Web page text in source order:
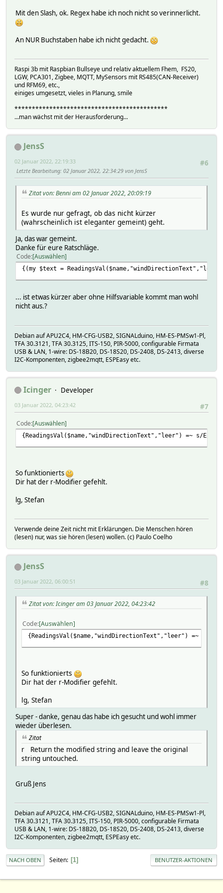
Mit den Slash, ok. Regex habe ich noch nicht so verinnerlicht.
An NUR Buchstaben habe ich nicht gedacht.
Raspi 3b mit Raspbian Bullseye und relativ aktuellem Fhem, FS20,
LGW, PCA301, Zigbee, MQTT, MySensors mit RS485(CAN-Receiver)
und RFM69, etc.,
einiges umgesetzt, vieles in Planung, smile
********************************************
...man wächst mit der Herausforderung...
JensS
#6
02 Januar 2022, 22:19:33
Letzte Bearbeitung: 02 Januar 2022, 22:34:29 von JensS
Zitat von: Benni am 02 Januar 2022, 20:09:19
Es wurde nur gefragt, ob das nicht kürzer
(wahrscheinlich ist eleganter gemeint) geht.
Ja, das war gemeint.
Danke für eure Ratschläge.
Code Auswählen
{(my $text =
... ist etwas kürzer aber ohne Hilfsvariable kommt man wohl
nicht aus.?
Debian auf APU2C4, HM-CFG-USB2, SIGNALduino, HM-ES-PMSw1-Pl,
TFA 30.3121, TFA 30.3125, ITS-150, PIR-5000, configurable Firmata
USB & LAN, 1-wire: DS-18B20, DS-18S20, DS-2408, DS-2413, diverse
I2C-Komponenten, zigbee2mqtt, ESPEasy etc.
Icinger
Developer
#7
03 Januar 2022, 04:23:42
Code Auswählen
{ReadingsVal($name,"windDirectionText","leer") =~ s/E/O/
So funktionierts
Dir hat der r-Modifier gefehlt.
lg, Stefan
Verwende deine Zeit nicht mit Erklärungen. Die Menschen hören
(lesen) nur, was sie hören (lesen) wollen. (c) Paulo Coelho
JensS
#8
03 Januar 2022, 06:00:51
Zitat von: Icinger am 03 Januar 2022, 04:23:42
Code Auswählen
{ReadingsVal($name,"windDirectionText","leer") =~ s/E/
So funktionierts
Dir hat der r-Modifier gefehlt.
lg, Stefan
Super - danke, genau das habe ich gesucht und wohl immer
wieder überlesen.
Zitat
r Return the modified string and leave the original
string untouched.
Gruß Jens
Debian auf APU2C4, HM-CFG-USB2, SIGNALduino, HM-ES-PMSw1-Pl,
TFA 30.3121, TFA 30.3125, ITS-150, PIR-5000, configurable Firmata
USB & LAN, 1-wire: DS-18B20, DS-18S20, DS-2408, DS-2413, diverse
I2C-Komponenten, zigbee2mqtt, ESPEasy etc.
NACH OBEN Seiten 1 BENUTZER-AKTIONEN